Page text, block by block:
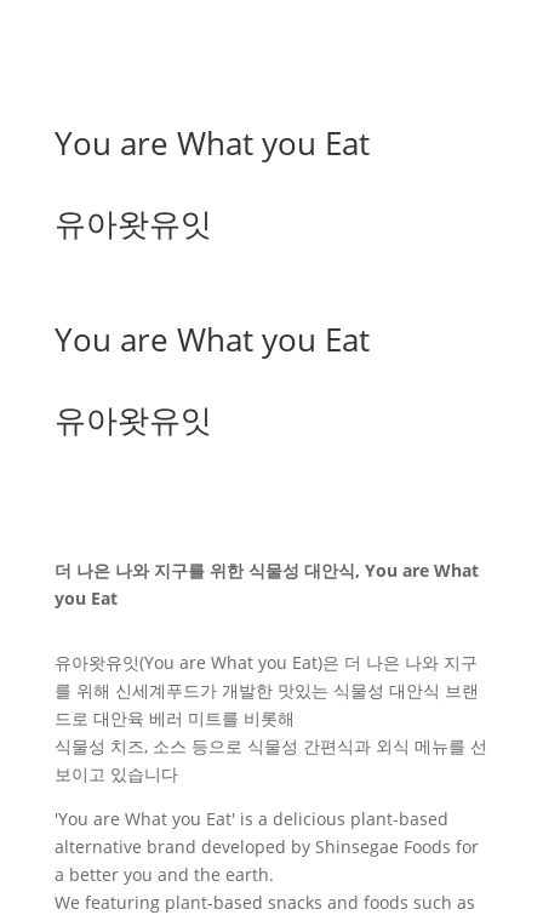
You are What you Eat
유아왓유잇
You are What you Eat
유아왓유잇
더 나은 나와 지구를 위한 식물성 대안식, You are What
you Eat
유아왓유잇(You are What you Eat)은 더 나은 나와 지구
를 위해 신세계푸드가 개발한 맛있는 식물성 대안식 브랜
드로 대안육 베러 미트를 비롯해
식물성 치즈, 소스 등으로 식물성 간편식과 외식 메뉴를 선
보이고 있습니다
'You are What you Eat' is a delicious plant-based
alternative brand developed by Shinsegae Foods for
a better you and the earth.
We featuring plant-based snacks and foods such as